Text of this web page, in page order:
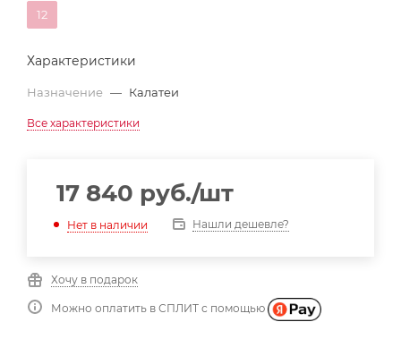
12
Характеристики
Назначение — Калатеи
Все характеристики
17 840 руб./шт
Нет в наличии Нашли дешевле?
Хочу в подарок
Можно оплатить в СПЛИТ с помощью